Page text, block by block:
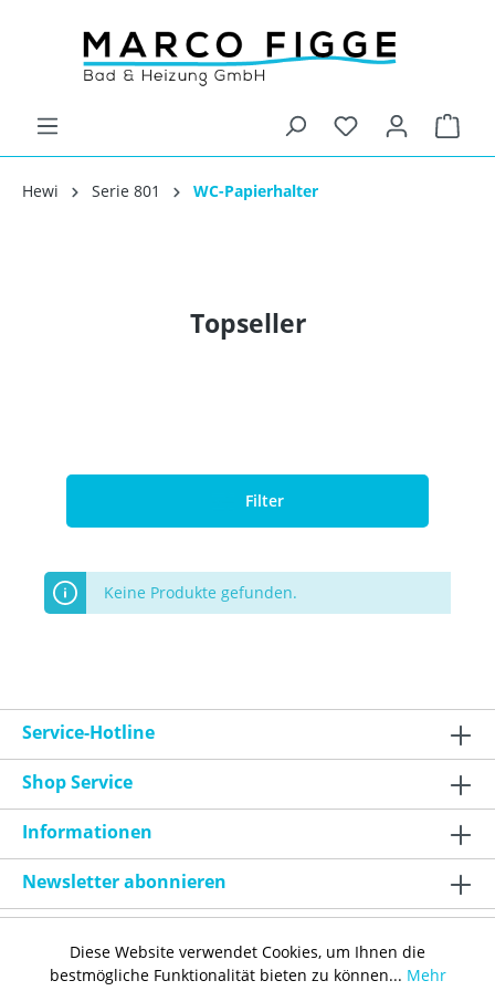
Hewi Serie 801 WC-Papierhalter
Topseller
Filter
Keine Produkte gefunden.
Service-Hotline
Shop Service
Informationen
Newsletter abonnieren
Diese Website verwendet Cookies, um Ihnen die
bestmögliche Funktionalität bieten zu können... Mehr